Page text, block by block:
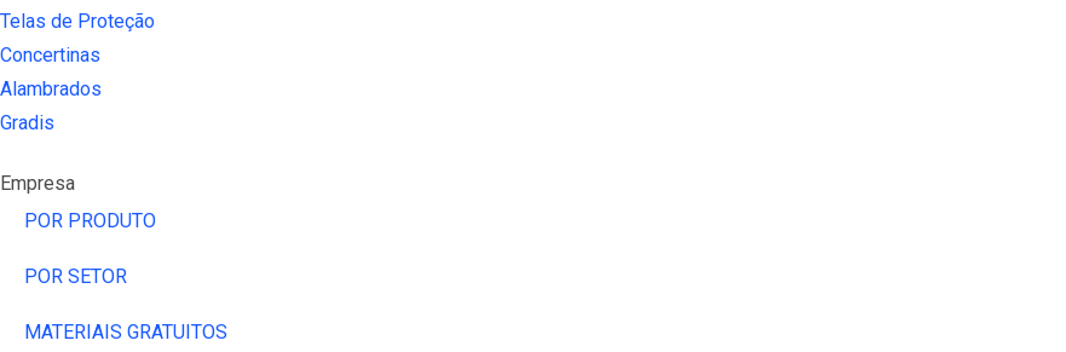
Telas de Proteção
Concertinas
Alambrados
Gradis
Empresa
POR PRODUTO
POR SETOR
MATERIAIS GRATUITOS